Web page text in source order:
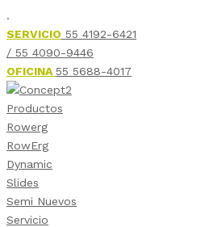
.
SERVICIO 55 4192-6421
/ 55 4090-9446
OFICINA 55 5688-4017
Productos
Rowerg
RowErg
Dynamic
Slides
Semi Nuevos
Servicio